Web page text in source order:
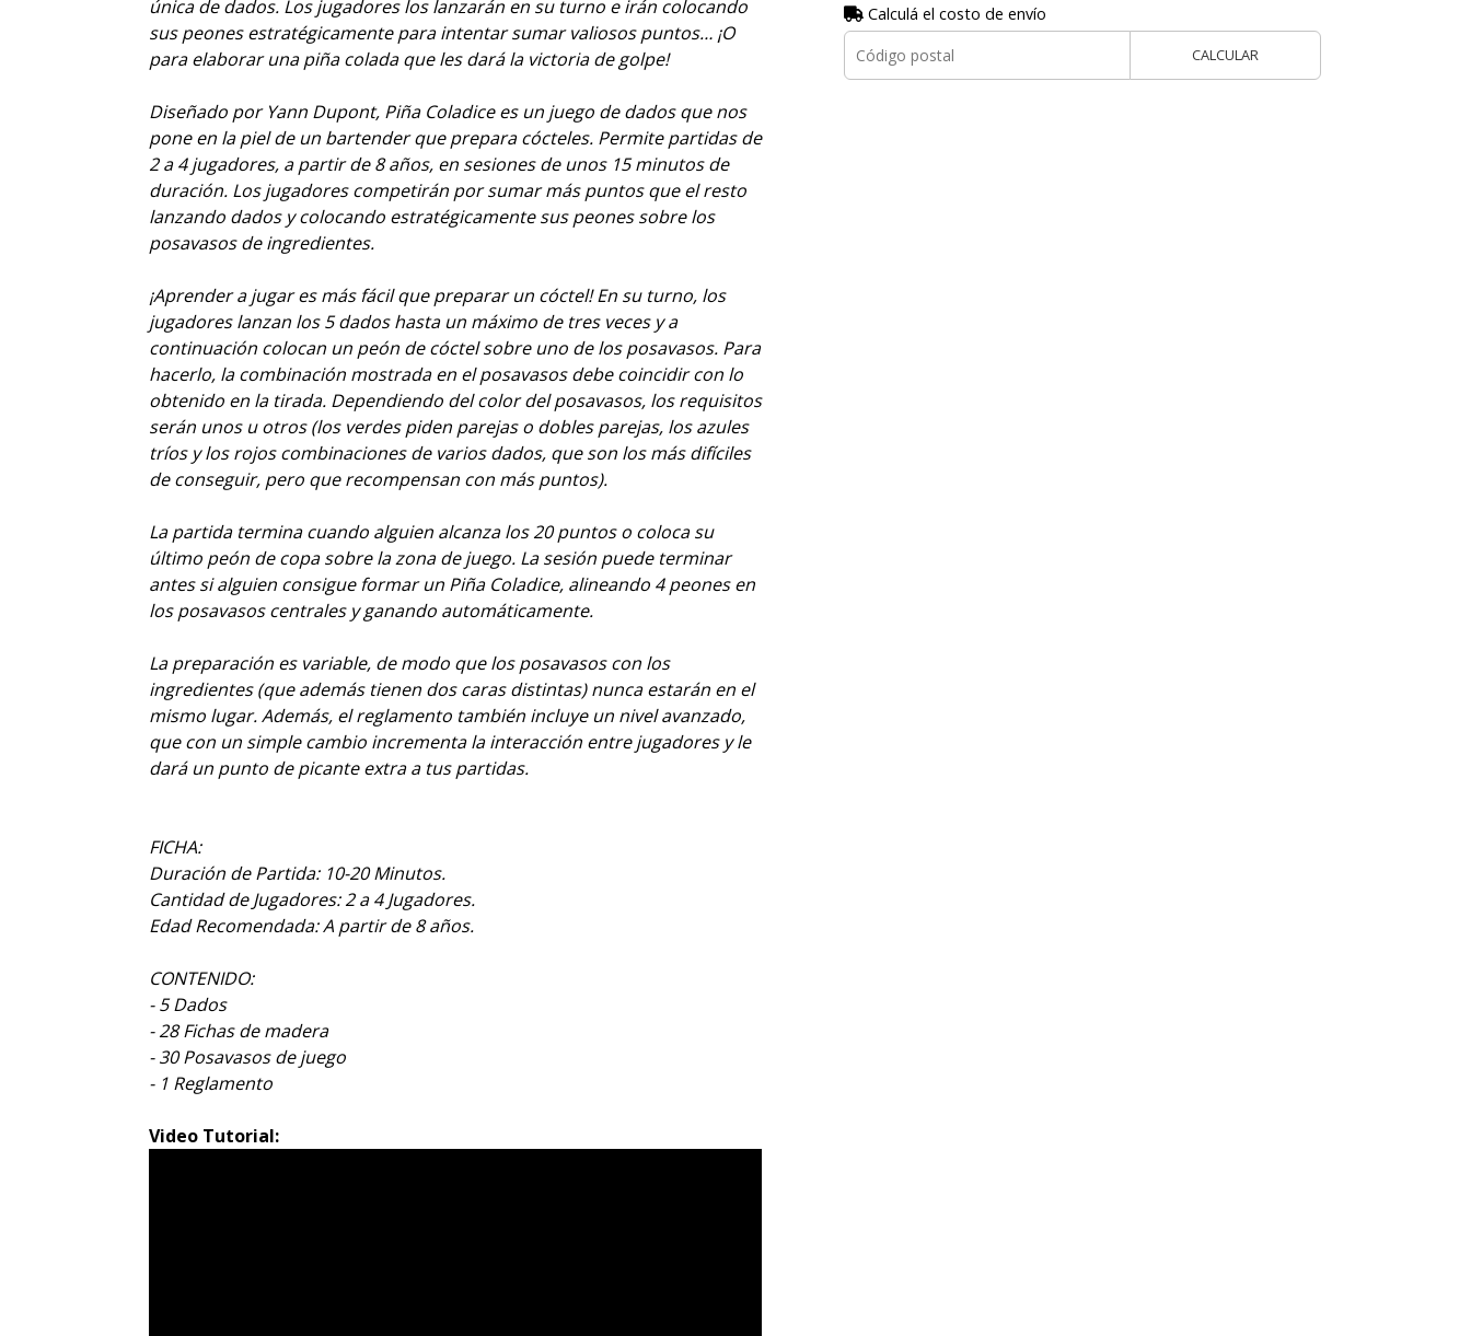
única de dados. Los jugadores los lanzarán en su turno e irán colocando
sus peones estratégicamente para intentar sumar valiosos puntos… ¡O
para elaborar una piña colada que les dará la victoria de golpe!
Diseñado por Yann Dupont, Piña Coladice es un juego de dados que nos
pone en la piel de un bartender que prepara cócteles. Permite partidas de
2 a 4 jugadores, a partir de 8 años, en sesiones de unos 15 minutos de
duración. Los jugadores competirán por sumar más puntos que el resto
lanzando dados y colocando estratégicamente sus peones sobre los
posavasos de ingredientes.
¡Aprender a jugar es más fácil que preparar un cóctel! En su turno, los
jugadores lanzan los 5 dados hasta un máximo de tres veces y a
continuación colocan un peón de cóctel sobre uno de los posavasos. Para
hacerlo, la combinación mostrada en el posavasos debe coincidir con lo
obtenido en la tirada. Dependiendo del color del posavasos, los requisitos
serán unos u otros (los verdes piden parejas o dobles parejas, los azules
tríos y los rojos combinaciones de varios dados, que son los más difíciles
de conseguir, pero que recompensan con más puntos).
La partida termina cuando alguien alcanza los 20 puntos o coloca su
último peón de copa sobre la zona de juego. La sesión puede terminar
antes si alguien consigue formar un Piña Coladice, alineando 4 peones en
los posavasos centrales y ganando automáticamente.
La preparación es variable, de modo que los posavasos con los
ingredientes (que además tienen dos caras distintas) nunca estarán en el
mismo lugar. Además, el reglamento también incluye un nivel avanzado,
que con un simple cambio incrementa la interacción entre jugadores y le
dará un punto de picante extra a tus partidas.
FICHA:
Duración de Partida: 10-20 Minutos.
Cantidad de Jugadores: 2 a 4 Jugadores.
Edad Recomendada: A partir de 8 años.
CONTENIDO:
- 5 Dados
- 28 Fichas de madera
- 30 Posavasos de juego
- 1 Reglamento
Video Tutorial:
Calculá el costo de envío
CALCULAR